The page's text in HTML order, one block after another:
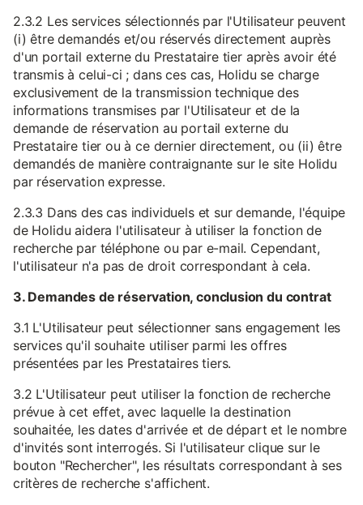
2.3.2 Les services sélectionnés par l'Utilisateur peuvent
(i) être demandés et/ou réservés directement auprès
d'un portail externe du Prestataire tier après avoir été
transmis à celui-ci ; dans ces cas, Holidu se charge
exclusivement de la transmission technique des
informations transmises par l'Utilisateur et de la
demande de réservation au portail externe du
Prestataire tier ou à ce dernier directement, ou (ii) être
demandés de manière contraignante sur le site Holidu
par réservation expresse.
2.3.3 Dans des cas individuels et sur demande, l'équipe
de Holidu aidera l'utilisateur à utiliser la fonction de
recherche par téléphone ou par e-mail. Cependant,
l'utilisateur n'a pas de droit correspondant à cela.
3. Demandes de réservation, conclusion du contrat
3.1 L'Utilisateur peut sélectionner sans engagement les
services qu'il souhaite utiliser parmi les offres
présentées par les Prestataires tiers.
3.2 L'Utilisateur peut utiliser la fonction de recherche
prévue à cet effet, avec laquelle la destination
souhaitée, les dates d'arrivée et de départ et le nombre
d'invités sont interrogés. Si l'utilisateur clique sur le
bouton "Rechercher", les résultats correspondant à ses
critères de recherche s'affichent.